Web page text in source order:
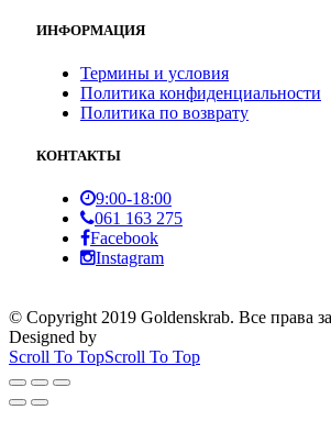
ИНФОРМАЦИЯ
Термины и условия
Политика конфиденциальности
Политика по возврату
КОНТАКТЫ
9:00-18:00
061 163 275
Facebook
Instagram
© Copyright 2019 Goldenskrab. Все права
Designed by
Scroll To TopScroll To Top